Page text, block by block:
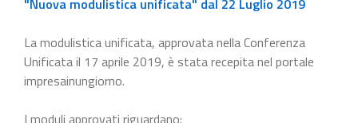
"Nuova modulistica unificata" dal 22 Luglio 2019
La modulistica unificata, approvata nella Conferenza
Unificata il 17 aprile 2019, è stata recepita nel portale
impresainungiorno.
I moduli approvati riguardano: